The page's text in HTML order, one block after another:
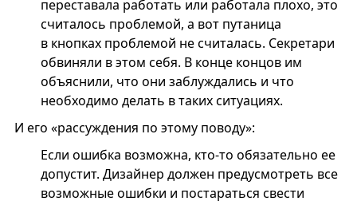
переставала работать или работала плохо, это
считалось проблемой, а вот путаница
в кнопках проблемой не считалась. Секретари
обвиняли в этом себя. В конце концов им
объяснили, что они заблуждались и что
необходимо делать в таких ситуациях.
И его «рассуждения по этому поводу»:
Если ошибка возможна, кто-то обязательно ее
допустит. Дизайнер должен предусмотреть все
возможные ошибки и постараться свести